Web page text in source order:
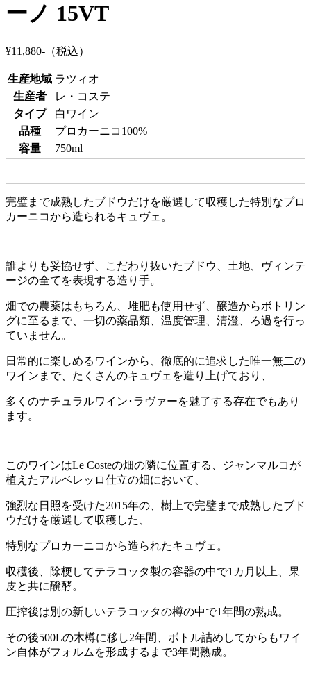
ーノ 15VT
¥11,880- （税込）
生産地域 ラツィオ
生産者
レ・コステ
タイプ
白ワイン
品種
プロカーニコ100%
容量
750ml
完璧まで成熟したブドウだけを厳選して収穫した特別なプロ
カーニコから造られるキュヴェ。
誰よりも妥協せず、こだわり抜いたブドウ、土地、ヴィンテ
ージの全てを表現する造り手。
畑での農薬はもちろん、堆肥も使用せず、醸造からボトリン
グに至るまで、一切の薬品類、温度管理、清澄、ろ過を行っ
ていません。
日常的に楽しめるワインから、徹底的に追求した唯一無二の
ワインまで、たくさんのキュヴェを造り上げており、
多くのナチュラルワイン･ラヴァーを魅了する存在でもあり
ます。
このワインはLe Costeの畑の隣に位置する、ジャンマルコが
植えたアルベレッロ仕立の畑において、
強烈な日照を受けた2015年の、樹上で完璧まで成熟したブド
ウだけを厳選して収穫した、
特別なプロカーニコから造られたキュヴェ。
収穫後、除梗してテラコッタ製の容器の中で1カ月以上、果
皮と共に醗酵。
圧搾後は別の新しいテラコッタの樽の中で1年間の熟成。
その後500Lの木樽に移し2年間、ボトル詰めしてからもワイ
ン自体がフォルムを形成するまで3年間熟成。